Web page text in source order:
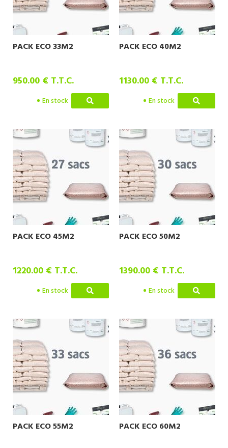
PACK ECO 33M2
950.00 € T.T.C.
En stock
PACK ECO 40M2
1130.00 € T.T.C.
En stock
PACK ECO 45M2
1220.00 € T.T.C.
En stock
PACK ECO 50M2
1390.00 € T.T.C.
En stock
PACK ECO 55M2 PACK ECO 60M2